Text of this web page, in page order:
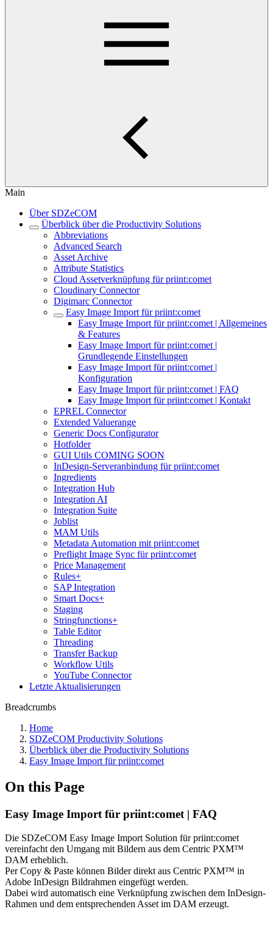
Main
Über SDZeCOM
Überblick über die Productivity Solutions
Abbreviations
Advanced Search
Asset Archive
Attribute Statistics
Cloud Assetverknüpfung für priint:comet
Cloudinary Connector
Digimarc Connector
Easy Image Import für priint:comet
Easy Image Import für priint:comet | Allgemeines
& Features
Easy Image Import für priint:comet |
Grundlegende Einstellungen
Easy Image Import für priint:comet |
Konfiguration
Easy Image Import für priint:comet | FAQ
Easy Image Import für priint:comet | Kontakt
EPREL Connector
Extended Valuerange
Generic Docs Configurator
Hotfolder
GUI Utils COMING SOON
InDesign-Serveranbindung für priint:comet
Ingredients
Integration Hub
Integration AI
Integration Suite
Joblist
MAM Utils
Metadata Automation mit priint:comet
Preflight Image Sync für priint:comet
Price Management
Rules+
SAP Integration
Smart Docs+
Staging
Stringfunctions+
Table Editor
Threading
Transfer Backup
Workflow Utils
YouTube Connector
Letzte Aktualisierungen
Breadcrumbs
Home
SDZeCOM Productivity Solutions
Überblick über die Productivity Solutions
Easy Image Import für priint:comet
On this Page
Easy Image Import für priint:comet | FAQ
Die SDZeCOM Easy Image Import Solution für priint:comet
vereinfacht den Umgang mit Bildern aus dem Centric PXM™
DAM erheblich.
Per Copy & Paste können Bilder direkt aus Centric PXM™ in
Adobe InDesign Bildrahmen eingefügt werden.
Dabei wird automatisch eine Verknüpfung zwischen dem InDesign-
Rahmen und dem entsprechenden Asset im DAM erzeugt.